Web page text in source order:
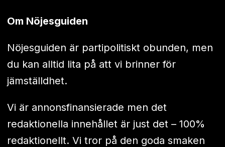
Om Nöjesguiden
Nöjesguiden är partipolitiskt obunden, men
du kan alltid lita på att vi brinner för
jämställdhet.
Vi är annonsfinansierade men det
redaktionella innehållet är just det – 100%
redaktionellt. Vi tror på den goda smaken